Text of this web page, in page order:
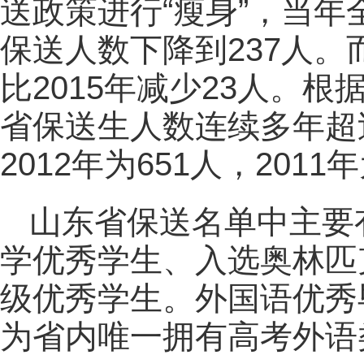
送政策进行“瘦身”，当
保送人数下降到237人。
比2015年减少23人。根
省保送生人数连续多年
2012年为651人，2011
山东省保送名单中主
学优秀学生、入选奥林
级优秀学生。外国语优
为省内唯一拥有高考外